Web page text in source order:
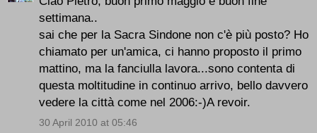
settimana..
sai che per la Sacra Sindone non c'è più posto? Ho
chiamato per un'amica, ci hanno proposto il primo
mattino, ma la fanciulla lavora...sono contenta di
questa moltitudine in continuo arrivo, bello davvero
vedere la città come nel 2006:-)A revoir.
30 April 2010 at 05:46